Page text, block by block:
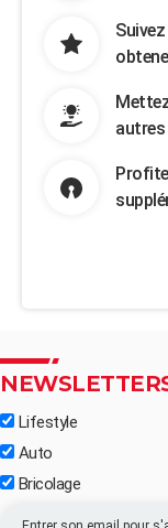
autres
Lifestyle
Auto
Bricolage